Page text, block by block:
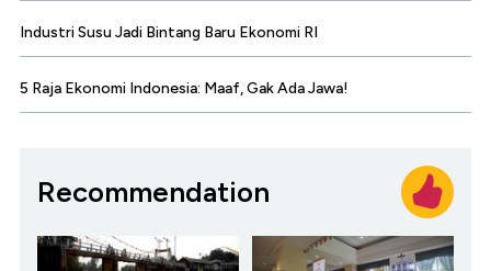
Industri Susu Jadi Bintang Baru Ekonomi RI
5 Raja Ekonomi Indonesia: Maaf, Gak Ada Jawa!
Recommendation